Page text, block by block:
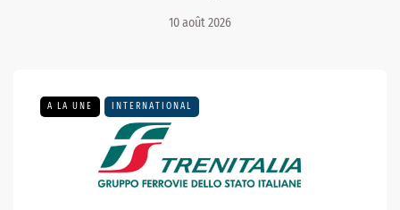
10 août 2026
A LA UNE INTERNATIONAL